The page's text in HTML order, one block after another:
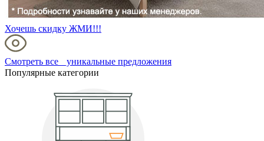
Хочешь скидку ЖМИ!!!
Смотреть все уникальные предложения
Популярные категории